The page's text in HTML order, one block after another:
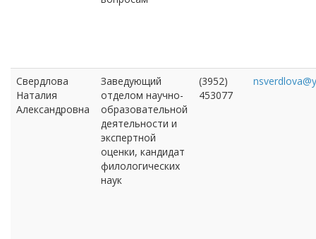
Свердлова
Наталия
Александровна
Заведующий
отделом научно-
образовательной
деятельности и
экспертной
оценки, кандидат
филологических
наук
(3952)
453077